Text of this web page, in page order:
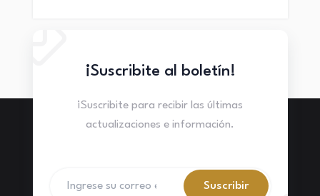
¡Suscribite al boletín!
¡Suscribite para recibir las últimas
actualizaciones e información.
Suscribir